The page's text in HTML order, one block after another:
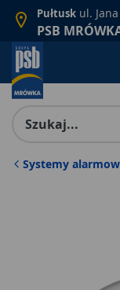
Pułtusk ul.
PSB
Systemy